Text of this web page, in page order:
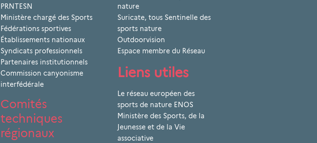
PRNTESN
Ministère chargé des Sports
Fédérations sportives
Établissements nationaux
Syndicats professionnels
Partenaires institutionnels
Commission canyonisme
interfédérale
Comités
techniques
régionaux
nature
Suricate, tous Sentinelle des
sports nature
Outdoorvision
Espace membre du Réseau
Liens utiles
Le réseau européen des
sports de nature ENOS
Ministère des Sports, de la
Jeunesse et de la Vie
associative